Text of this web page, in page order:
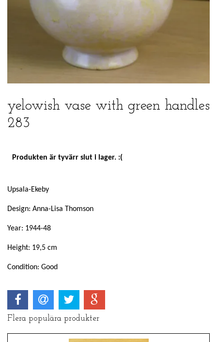
yelowish vase with green handles
283
Produkten är tyvärr slut i lager. :(
Upsala-Ekeby
Design: Anna-Lisa Thomson
Year: 1944-48
Height: 19,5 cm
Condition: Good
Flera populära produkter